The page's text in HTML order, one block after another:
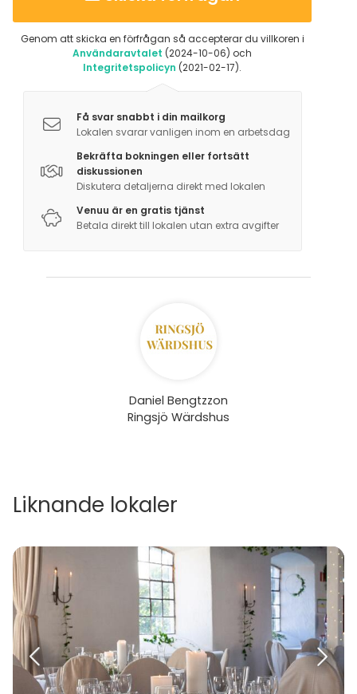
vandringsleder i närheten och bad/fiske i sjön som
ligger nedanför.
Genom att skicka en förfrågan så accepterar du villkoren i
Användaravtalet (2024-10-06) och
Integritetspolicyn (2021-02-17).
Få svar snabbt i din mailkorg
Lokalen svarar vanligen inom en arbetsdag
Bekräfta bokningen eller fortsätt
diskussionen
Diskutera detaljerna direkt med lokalen
Venuu är en gratis tjänst
Betala direkt till lokalen utan extra avgifter
Daniel Bengtzzon
Ringsjö Wärdshus
Liknande lokaler